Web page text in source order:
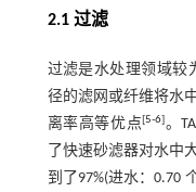
2.1 过滤
过滤是水处理领域较
径的滤网或纤维将水
离率高等优点[5-6]。
了快速砂滤器对水中
到了97%(进水：0.70